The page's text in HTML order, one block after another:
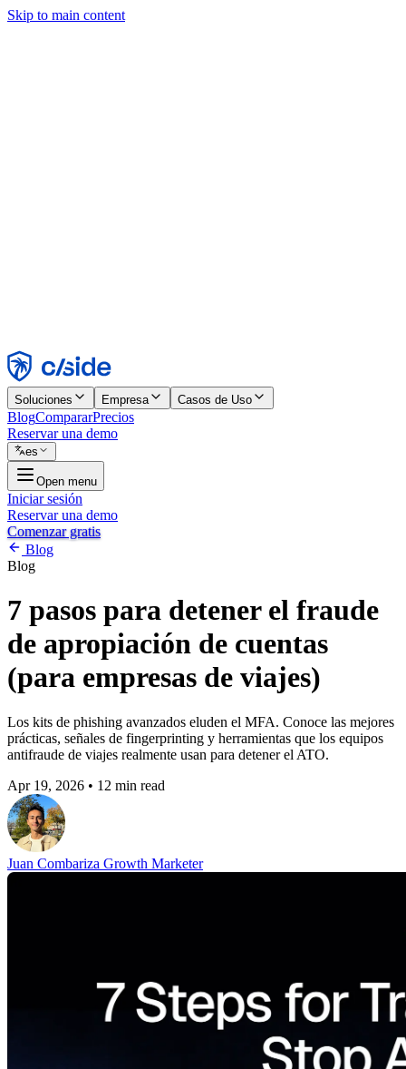
Skip to main content
Rechazar
Soluciones Empresa Casos de Uso
BlogCompararPrecios
Reservar una demo
es
Open menu
Iniciar sesión
Reservar una demo
Comenzar gratis
Blog
Blog
7 pasos para detener el fraude
de apropiación de cuentas
(para empresas de viajes)
Los kits de phishing avanzados eluden el MFA. Conoce las mejores
prácticas, señales de fingerprinting y herramientas que los equipos
antifraude de viajes realmente usan para detener el ATO.
Apr 19, 2026 • 12 min read
Juan Combariza Growth Marketer